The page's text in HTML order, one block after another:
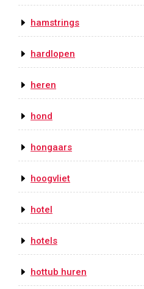
hamstrings
hardlopen
heren
hond
hongaars
hoogvliet
hotel
hotels
hottub huren